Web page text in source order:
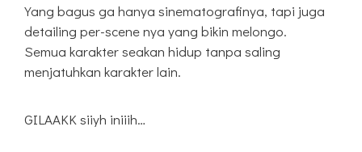
Yang bagus ga hanya sinematografinya, tapi juga
detailing per-scene nya yang bikin melongo.
Semua karakter seakan hidup tanpa saling
menjatuhkan karakter lain.
GILAAKK siiyh iniiih…